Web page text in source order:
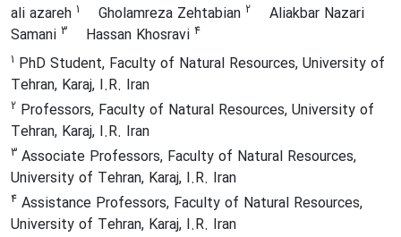
ali azareh 1 Gholamreza Zehtabian 2
Aliakbar Nazari
Samani 3 Hassan Khosravi 4
1 PhD Student, Faculty of Natural Resources, University of
Tehran, Karaj, I.R. Iran
2 Professors, Faculty of Natural Resources, University of
Tehran, Karaj, I.R. Iran
3 Associate Professors, Faculty of Natural Resources,
University of Tehran, Karaj, I.R. Iran
4 Assistance Professors, Faculty of Natural Resources,
University of Tehran, Karaj, I.R. Iran